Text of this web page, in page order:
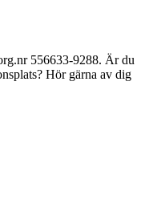
556633-9288. Är du
Hör gärna av dig